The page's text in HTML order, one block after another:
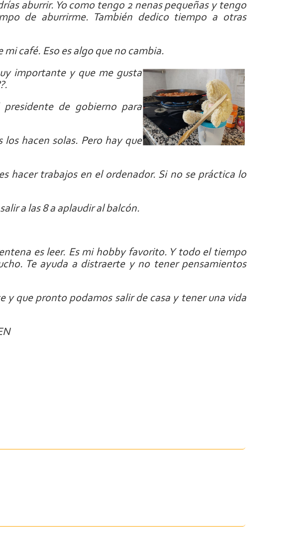
aburrir. Yo como tengo 2 nenas pequeñas y tengo
de aburrirme. También dedico tiempo a otras
café. Eso es algo que no cambia.
importante y que me gusta
de gobierno para
los hacen solas. Pero hay que
hacer trabajos en el ordenador. Si no se práctica lo
a las 8 a aplaudir al balcón.
es leer. Es mi hobby favorito. Y todo el tiempo
Te ayuda a distraerte y no tener pensamientos
y que pronto podamos salir de casa y tener una vida